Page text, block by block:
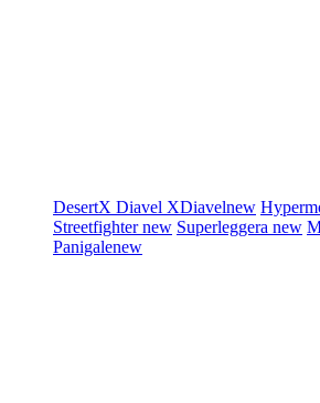
DesertX Diavel XDiavelnew
Streetfighternew Superleggera new
Panigalenew